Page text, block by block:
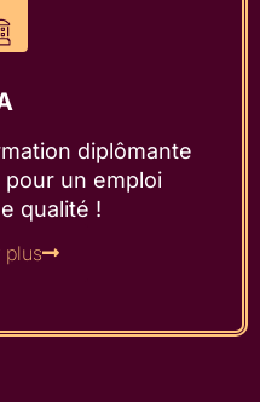
diplômante
pour un emploi
qualité !
plus